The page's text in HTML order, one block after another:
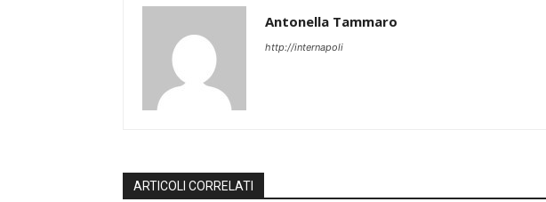
Antonella Tammaro
http://internapoli
ARTICOLI CORRELATI